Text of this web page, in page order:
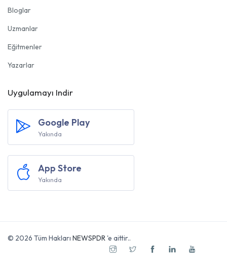
Bloglar
Uzmanlar
Eğitmenler
Yazarlar
Uygulamayı Indir
Google Play
Yakında
App Store
Yakında
© 2026 Tüm Hakları NEWSPDR 'e aittir..